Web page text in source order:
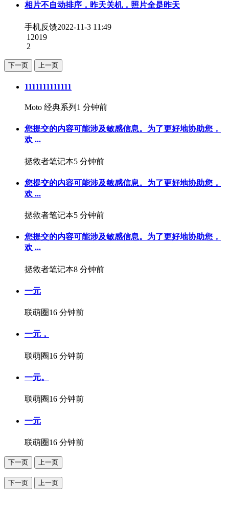
相片不自动排序，昨天关机，照片全是昨天
手机反馈2022-11-3 11:49
12019
2
下一页 上一页
1111111111111
Moto 经典系列 1 分钟前
您提交的内容可能涉及敏感信息。为了更好地协助您，
欢 ...
拯救者笔记本5 分钟前
您提交的内容可能涉及敏感信息。为了更好地协助您，
欢 ...
拯救者笔记本5 分钟前
您提交的内容可能涉及敏感信息。为了更好地协助您，
欢 ...
拯救者笔记本8 分钟前
一元
联萌圈16 分钟前
一元，
联萌圈16 分钟前
一元。
联萌圈16 分钟前
一元
联萌圈16 分钟前
下一页 上一页
下一页 上一页